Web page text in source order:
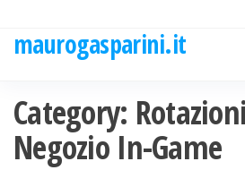
maurogasparini.it
Category:
Negozio In-Game